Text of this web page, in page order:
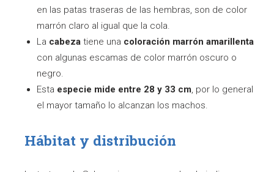
en las patas traseras de las hembras, son de color
marrón claro al igual que la cola.
La cabeza tiene una coloración marrón amarillenta
con algunas escamas de color marrón oscuro o
negro.
Esta especie mide entre 28 y 33 cm, por lo general
el mayor tamaño lo alcanzan los machos.
Hábitat y distribución